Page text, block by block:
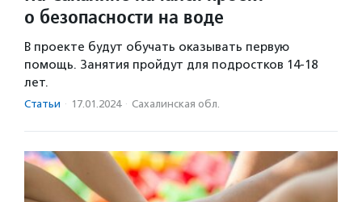
о безопасности на воде
В проекте будут обучать оказывать первую
помощь. Занятия пройдут для подростков 14-18
лет.
Статьи · 17.01.2024 · Сахалинская обл.